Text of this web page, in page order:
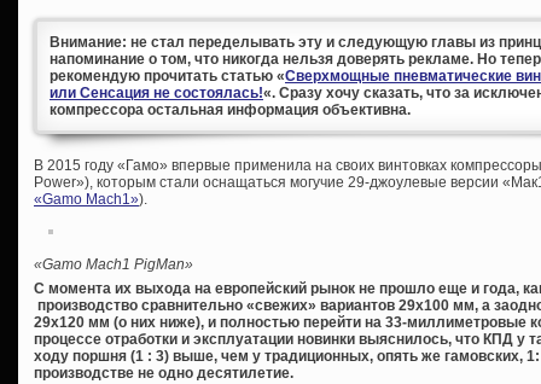
Внимание: не стал переделывать эту и следующую главы из
напоминание о том, что никогда нельзя доверять рекламе. Но
рекомендую прочитать статью «Сверхмощные пневматические
или Сенсация не состоялась!«. Сразу хочу сказать, что за
компрессора остальная информация объективна.
В 2015 году «Гамо» впервые применила на своих винтовках
Power»), которым стали оснащаться могучие 29-джоулевые версии
«Gamo Maсh1»).
«Gamo Mach1 PigMan»
С момента их выхода на европейский рынок не прошло еще и года,
производство сравнительно «свежих» вариантов 29х100 мм, а
29х120 мм (о них ниже), и полностью перейти на 33-миллиметровые
процессе отработки и эксплуатации новинки выяснилось, что КПД у
ходу поршня (1 : 3) выше, чем у традиционных, опять же гамовских,
производстве не одно десятилетие.